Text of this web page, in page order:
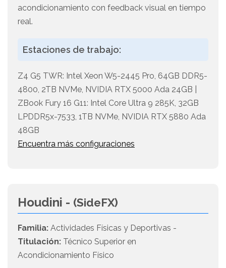
acondicionamiento con feedback visual en tiempo
real.
Estaciones de trabajo:
Z4 G5 TWR: Intel Xeon W5-2445 Pro, 64GB DDR5-
4800, 2TB NVMe, NVIDIA RTX 5000 Ada 24GB |
ZBook Fury 16 G11: Intel Core Ultra 9 285K, 32GB
LPDDR5x-7533, 1TB NVMe, NVIDIA RTX 5880 Ada
48GB
Encuentra más configuraciones
Houdini - (SideFX)
Familia: Actividades Físicas y Deportivas -
Titulación: Técnico Superior en
Acondicionamiento Físico